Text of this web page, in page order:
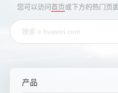
您可以访问首页或下方的热门页
产品